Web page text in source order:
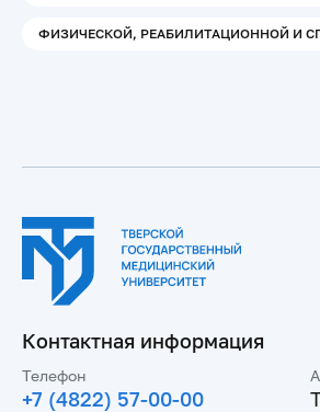
ФИЗИЧЕСКОЙ, РЕАБИЛИТАЦИОННОЙ И
Контактная информация
Телефон
+7 (4822) 57-00-00